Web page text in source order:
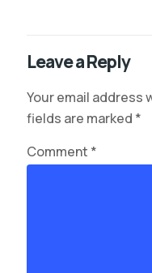
Leave a Reply
Your email address
fields are marked *
Comment *